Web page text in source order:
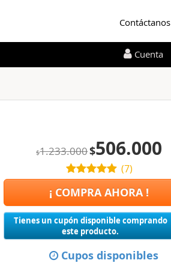
Contáctanos
$1.233.000$506.000
(7)
¡ COMPRA AHORA !
Tienes un cupón disponible comprando
este producto.
Cupos disponibles
Cuenta